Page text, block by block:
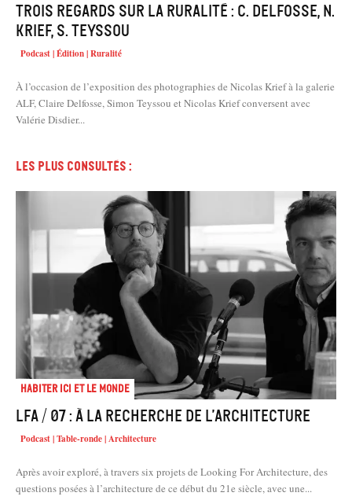
Trois regards sur la ruralité : C. Delfosse, N.
Krief, S. Teyssou
Podcast | Édition | Ruralité
À l’occasion de l’exposition des photographies de Nicolas Krief à la galerie
ALF, Claire Delfosse, Simon Teyssou et Nicolas Krief conversent avec
Valérie Disdier...
Les plus consultés :
Habiter Ici et le Monde
LFA / 07 : À la recherche de l’architecture
Podcast | Table-ronde | Architecture
Après avoir exploré, à travers six projets de Looking For Architecture, des
questions posées à l’architecture de ce début du 21e siècle, avec une...